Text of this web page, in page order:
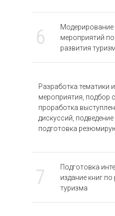
6
Модерирование
мероприятий по
развития
Разработка тематики
мероприятия, подбор
проработка
дискуссий,
подготовка
7
Подготовка
издание книг
туризма